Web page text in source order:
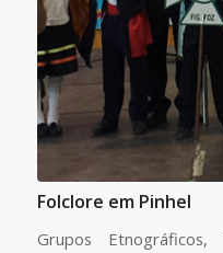
Folclore em Pinhel
Grupos